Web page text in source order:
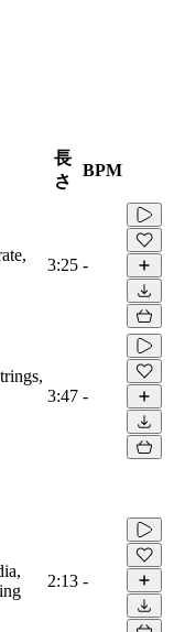
長
さ
BPM
3:25 -
3:47 -
2:13 -